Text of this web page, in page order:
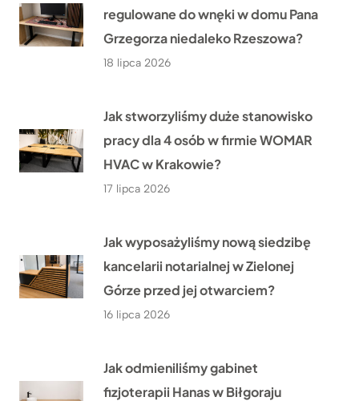
regulowane do wnęki w domu Pana
Grzegorza niedaleko Rzeszowa?
18 lipca 2026
Jak stworzyliśmy duże stanowisko
pracy dla 4 osób w firmie WOMAR
HVAC w Krakowie?
17 lipca 2026
Jak wyposażyliśmy nową siedzibę
kancelarii notarialnej w Zielonej
Górze przed jej otwarciem?
16 lipca 2026
Jak odmieniliśmy gabinet
fizjoterapii Hanas w Biłgoraju